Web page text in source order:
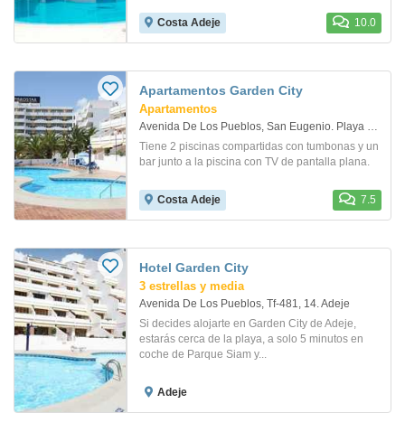
Costa Adeje 10.0
Apartamentos Garden City
Apartamentos
Avenida De Los Pueblos, San Eugenio. Playa De Las Américas
Tiene 2 piscinas compartidas con tumbonas y un
bar junto a la piscina con TV de pantalla plana.
Costa Adeje 7.5
Hotel Garden City
3 estrellas y media
Avenida De Los Pueblos, Tf-481, 14. Adeje
Si decides alojarte en Garden City de Adeje,
estarás cerca de la playa, a solo 5 minutos en
coche de Parque Siam y...
Adeje